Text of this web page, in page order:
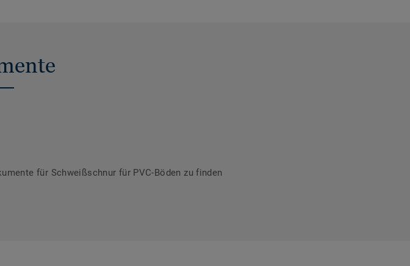
für Schweißschnur für PVC-Böden zu finden